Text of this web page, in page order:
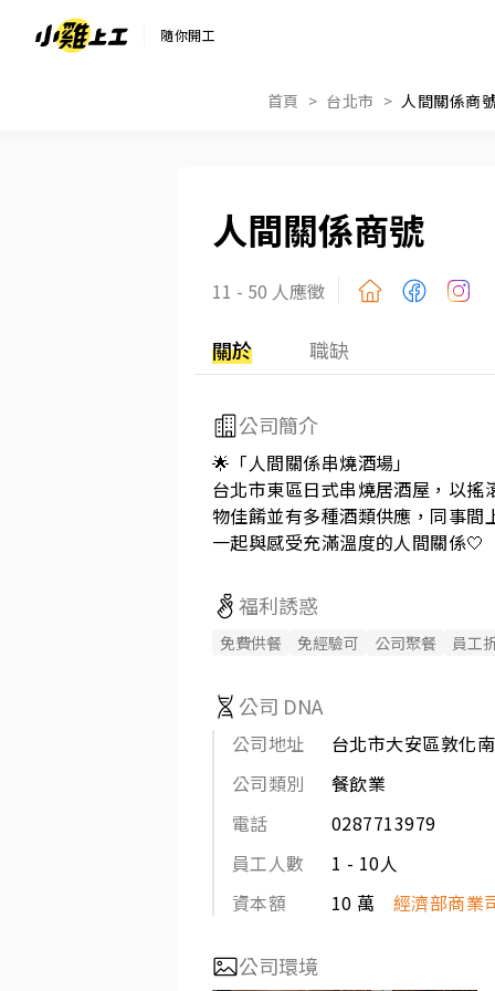
隨你開工
首頁 台北市 人間關係商
人間關係商號
11 - 50 人應徵
關於 職缺
公司簡介
🌟「人間關係串燒酒場」
台北市東區日式串燒居酒屋，以
物佳餚並有多種酒類供應，同事
一起與感受充滿溫度的人間關係🤍
福利誘惑
免費供餐 免經驗可 公司聚餐 員工
公司 DNA
公司地址
台北市大安區敦化
公司類別
餐飲業
電話
0287713979
員工人數
1 - 10人
資本額
10 萬 經濟部商業
公司環境